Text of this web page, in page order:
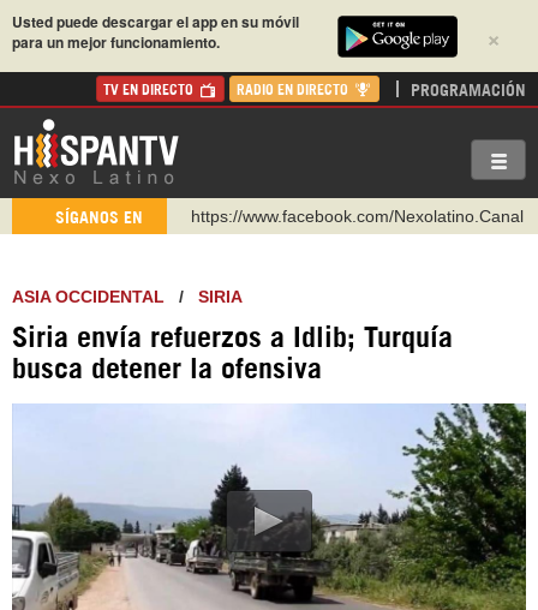
×
Usted puede descargar el app en su móvil
para un mejor funcionamiento.
TV EN DIRECTO RADIO EN DIRECTO PROGRAMACIÓN
SÍGANOS EN
https://www.youtube.com/@nexo_latino
https://t.me/hispantvcanal
https://urmedium.com/c/hispantv
WhatsApp y Viber: +98 921 79 29 404
https://www.facebook.com/Nexolatino.Canal
ASIA OCCIDENTAL / SIRIA
Siria envía refuerzos a Idlib; Turquía
busca detener la ofensiva